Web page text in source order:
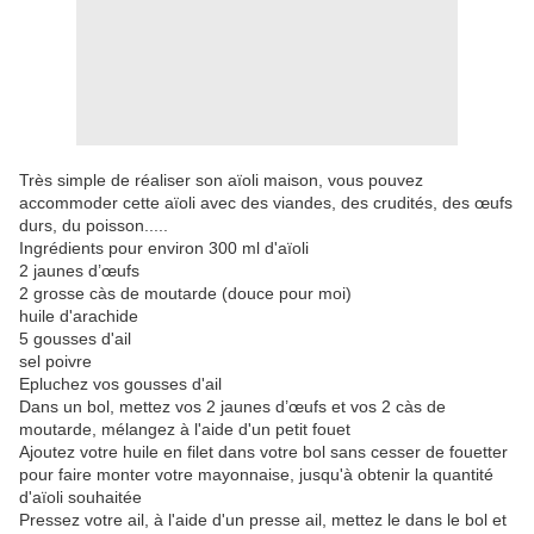
Très simple de réaliser son aïoli maison, vous pouvez
accommoder cette aïoli avec des viandes, des crudités, des œufs
durs, du poisson.....
Ingrédients pour environ 300 ml d'aïoli
2 jaunes d’œufs
2 grosse càs de moutarde (douce pour moi)
huile d'arachide
5 gousses d'ail
sel poivre
Epluchez vos gousses d'ail
Dans un bol, mettez vos 2 jaunes d’œufs et vos 2 càs de
moutarde, mélangez à l'aide d'un petit fouet
Ajoutez votre huile en filet dans votre bol sans cesser de fouetter
pour faire monter votre mayonnaise, jusqu'à obtenir la quantité
d'aïoli souhaitée
Pressez votre ail, à l'aide d'un presse ail, mettez le dans le bol et